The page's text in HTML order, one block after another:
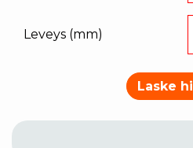
Leveys (mm)
Laske